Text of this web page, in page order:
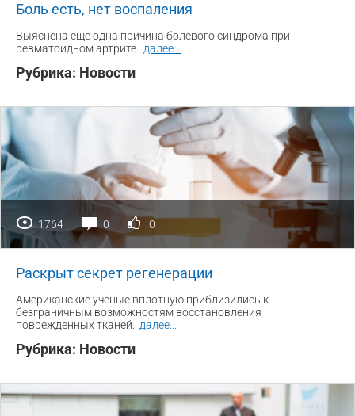
Боль есть, нет воспаления
Выяснена еще одна причина болевого синдрома при
ревматоидном артрите. далее...
Рубрика: Новости
1764 0 0
Раскрыт секрет регенерации
Американские ученые вплотную приблизились к
безграничным возможностям восстановления
поврежденных тканей. далее...
Рубрика: Новости